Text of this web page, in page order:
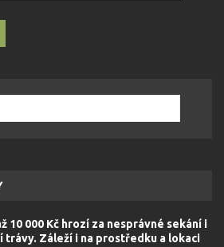
10 000 Kč hrozí za nesprávné sekání i
trávy. Záleží i na prostředku a lokaci